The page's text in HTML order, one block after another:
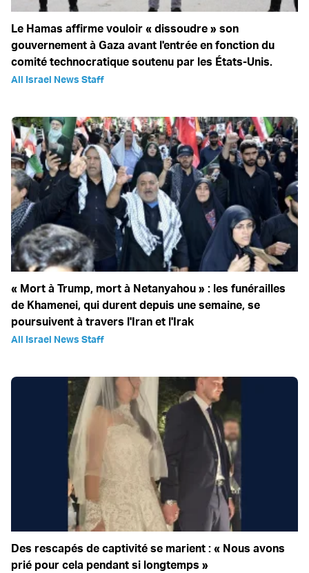
Le Hamas affirme vouloir « dissoudre » son
gouvernement à Gaza avant l'entrée en fonction du
comité technocratique soutenu par les États-Unis.
All Israel News Staff
« Mort à Trump, mort à Netanyahou » : les funérailles
de Khamenei, qui durent depuis une semaine, se
poursuivent à travers l'Iran et l'Irak
All Israel News Staff
Des rescapés de captivité se marient : « Nous avons
prié pour cela pendant si longtemps »